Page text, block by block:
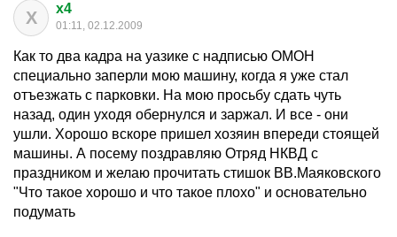
X x4
01:11, 02.12.2009
Как то два кадра на уазике с надписью ОМОН
специально заперли мою машину, когда я уже стал
отъезжать с парковки. На мою просьбу сдать чуть
назад, один уходя обернулся и заржал. И все - они
ушли. Хорошо вскоре пришел хозяин впереди стоящей
машины. А посему поздравляю Отряд НКВД с
праздником и желаю прочитать стишок ВВ.Маяковского
"Что такое хорошо и что такое плохо" и основательно
подумать